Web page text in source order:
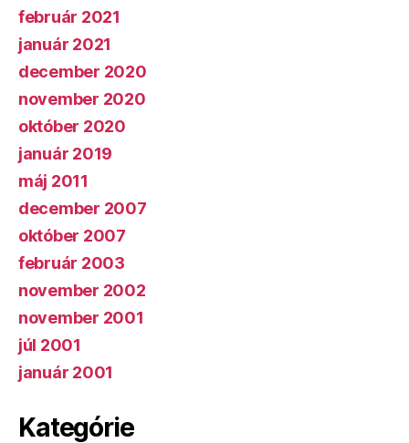
február 2021
január 2021
december 2020
november 2020
október 2020
január 2019
máj 2011
december 2007
október 2007
február 2003
november 2002
november 2001
júl 2001
január 2001
Kategórie